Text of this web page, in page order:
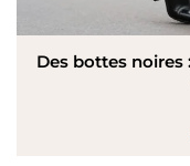
Des bottes noires